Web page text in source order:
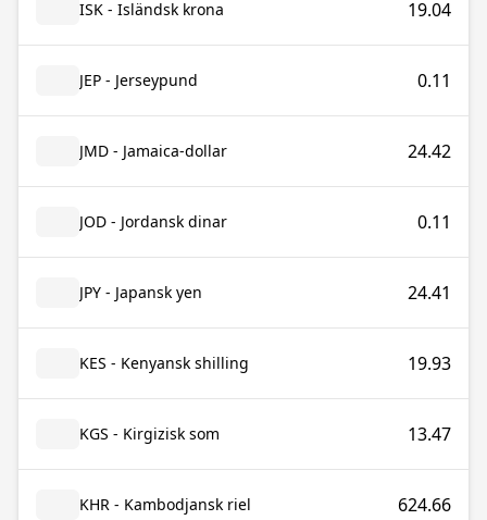
ISK - Isländsk krona 19.04
JEP - Jerseypund 0.11
JMD - Jamaica-dollar 24.42
JOD - Jordansk dinar 0.11
JPY - Japansk yen 24.41
KES - Kenyansk shilling 19.93
KGS - Kirgizisk som 13.47
KHR - Kambodjansk riel 624.66